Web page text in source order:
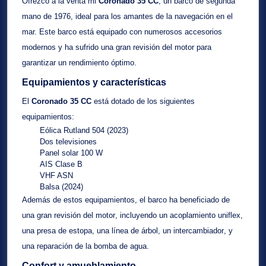
mano de 1976, ideal para los amantes de la navegación en el
mar. Este barco está equipado con numerosos accesorios
modernos y ha sufrido una gran revisión del motorpara
garantizar un rendimiento óptimo.
Equipamientos y características
El Coronado 35 CC está dotado de los siguientes
equipamientos:
Eólica Rutland 504 (2023)
Dos televisiones
Panel solar 100 W
AIS Clase B
VHF ASN
Balsa (2024)
Además de estos equipamientos, el barco ha beneficiado de
una gran revisión del motor, incluyendo un acoplamiento uniflex
una presa de estopa , una línea de árbol , un intercambiador, y
una reparación de la bomba de agua